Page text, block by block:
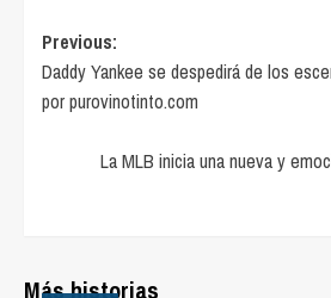
Post
navigation
Previous:
Daddy Yankee se despedirá de los
por purovinotinto.com
La MLB inicia una nueva y
Más historias